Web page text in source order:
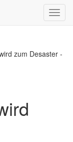
zum Desaster -